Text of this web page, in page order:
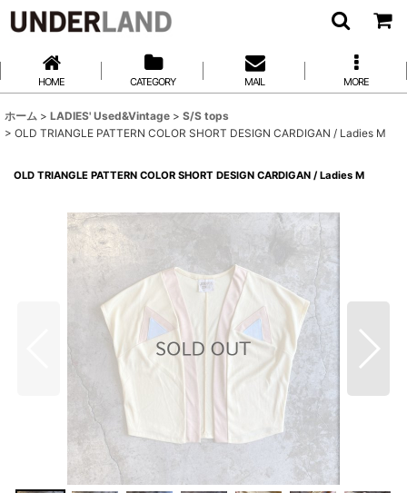
HOME CATEGORY MAIL MORE
ホーム > LADIES' Used&Vintage > S/S tops
> OLD TRIANGLE PATTERN COLOR SHORT DESIGN CARDIGAN / Ladies M
OLD TRIANGLE PATTERN COLOR SHORT DESIGN CARDIGAN / Ladies M